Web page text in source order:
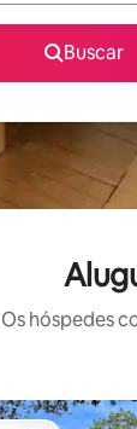
Buscar
Os hóspedes